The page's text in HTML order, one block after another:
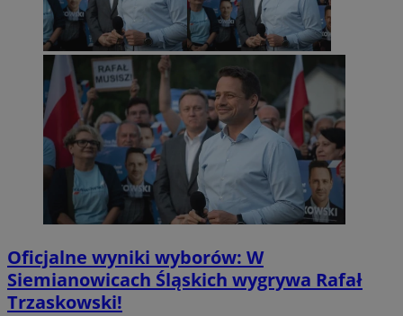
Oficjalne wyniki wyborów: W
Siemianowicach Śląskich wygrywa Rafał
Trzaskowski!